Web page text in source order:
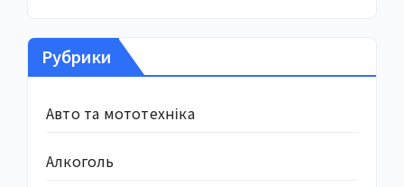
Рубрики
Авто та мототехніка
Алкоголь